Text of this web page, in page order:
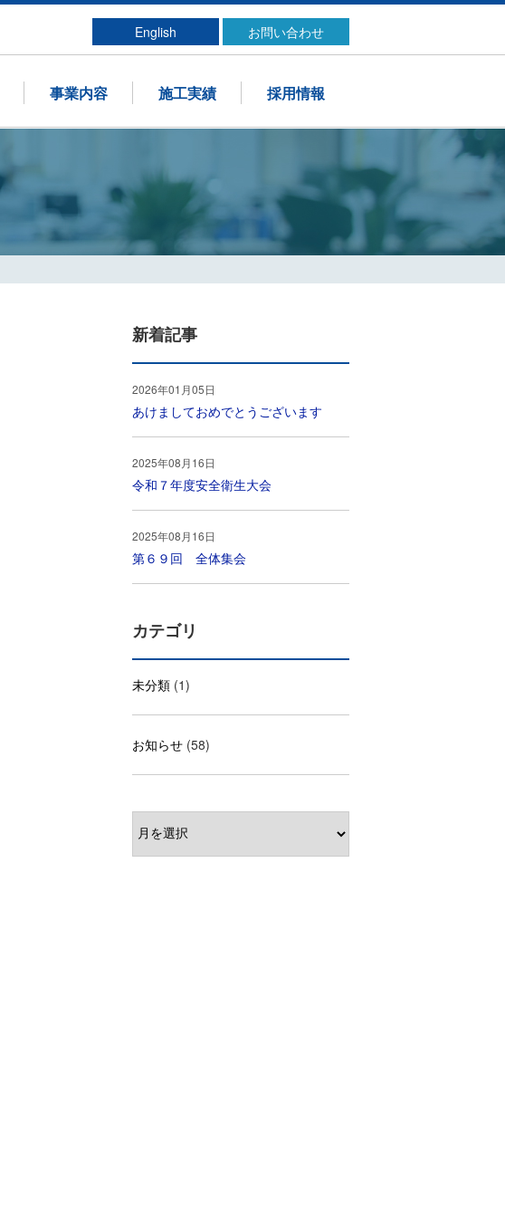
English お問い合わせ
事業内容 施工実績 採用情報
新着記事
2026年01月05日
あけましておめでとうございます
2025年08月16日
令和７年度安全衛生大会
2025年08月16日
第６９回 全体集会
カテゴリ
未分類 (1)
お知らせ (58)